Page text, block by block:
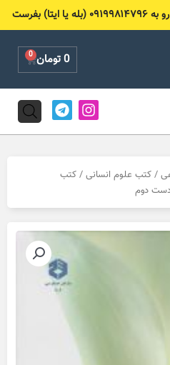
بفرست
0تومان 0
Cart
I
n
s
g
a
T
e
l
r
m
/ کتب علوم انسانی / کتب